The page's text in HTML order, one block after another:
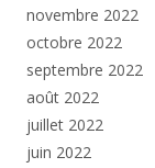
novembre 2022
octobre 2022
septembre 2022
août 2022
juillet 2022
juin 2022